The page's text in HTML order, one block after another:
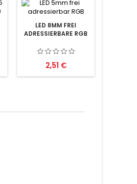
LED 8MM FREI
ADRESSIERBARE RGB
Preis
2,51 €